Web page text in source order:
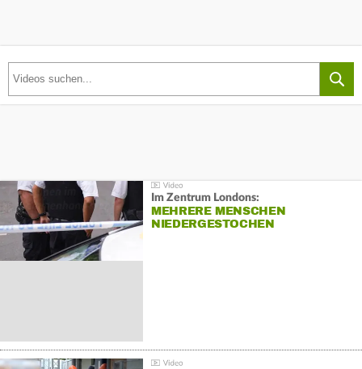
Im Zentrum Londons:
MEHRERE MENSCHEN
NIEDERGESTOCHEN